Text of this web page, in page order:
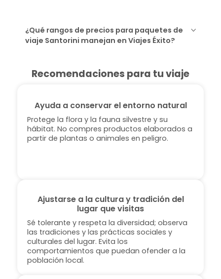
¿Qué rangos de precios para paquetes de
viaje Santorini manejan en Viajes Éxito?
Recomendaciones para tu viaje
Ayuda a conservar el entorno natural
Protege la flora y la fauna silvestre y su
hábitat. No compres productos elaborados a
partir de plantas o animales en peligro.
Ajustarse a la cultura y tradición del
lugar que visitas
Sé tolerante y respeta la diversidad; observa
las tradiciones y las prácticas sociales y
culturales del lugar. Evita los
comportamientos que puedan ofender a la
población local.